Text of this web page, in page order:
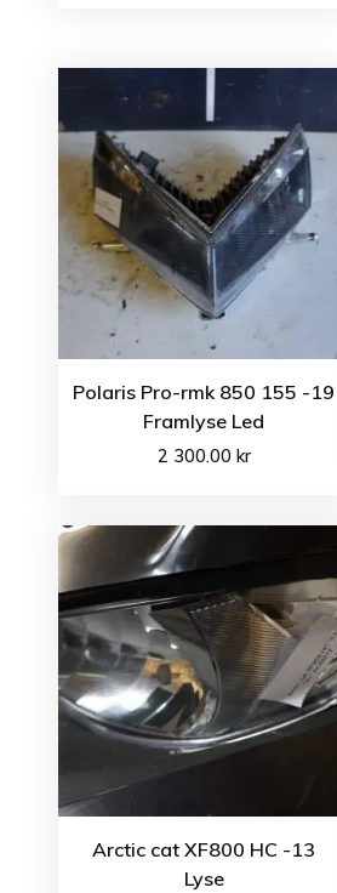
Polaris Pro-rmk 850 155 -19
Framlyse Led
2 300.00 kr
Arctic cat XF800 HC -13
Lyse